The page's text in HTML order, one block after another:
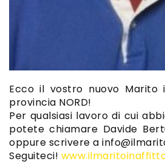
Ecco il vostro nuovo Marito
provincia NORD!
Per qualsiasi lavoro di cui
potete chiamare Davide
oppure scrivere a
Seguiteci!